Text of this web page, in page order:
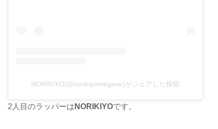
NORIKIYO(@norikiyomegane)がシェアした投稿
2人目のラッパーは NORIKIYOです。